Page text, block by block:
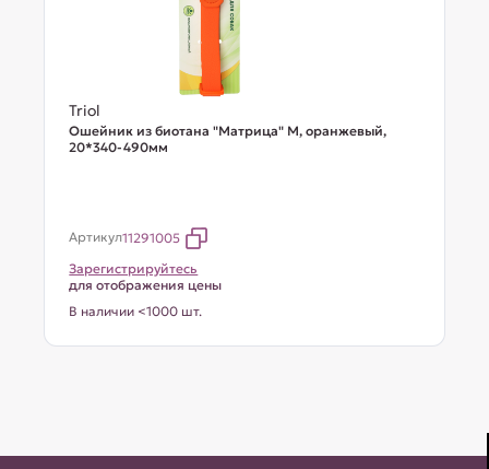
Triol
Ошейник из биотана "Матрица" M, оранжевый,
20*340-490мм
Артикул11291005
Зарегистрируйтесь
для отображения цены
В наличии <1000 шт.